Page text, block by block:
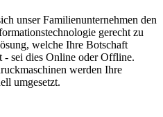
unser Familienunternehmen den
gerecht zu
welche Ihre Botschaft
- sei dies Online oder Offline.
werden Ihre
umgesetzt.